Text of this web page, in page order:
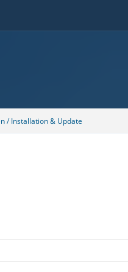
/ Installation & Update